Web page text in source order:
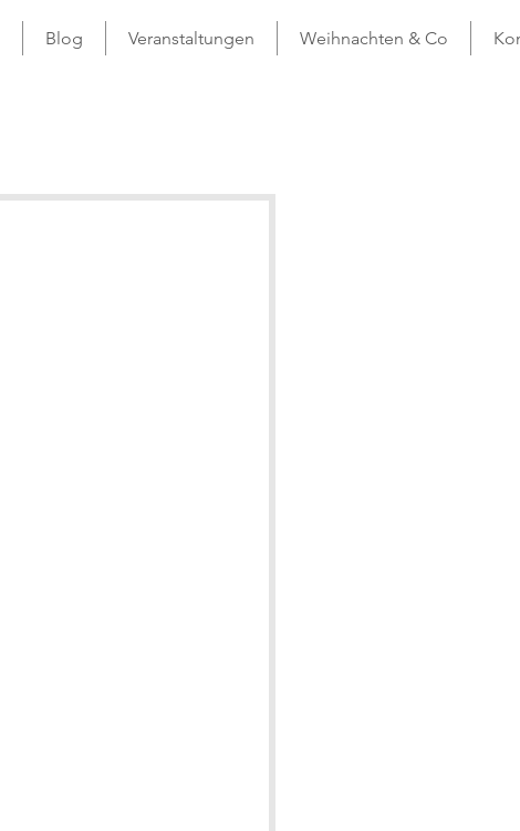
Blog Veranstaltungen Weihnachten & Co